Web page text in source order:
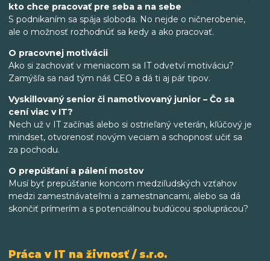
kto chce pracovať pre seba a na sebe
S podnikaním sa spája sloboda. No nejde o ničnerobenie,
ale o možnosť rozhodnúť sa kedy a ako pracovať.
O pracovnej motivácii
Ako si zachovať v meniacom sa IT odvetví motiváciu?
Zamýšľa sa nad tým náš CEO a dá ti aj pár tipov.
Vyskillovaný senior či namotivovaný junior – Čo sa
cení viac v IT?
Nech už v IT začínaš alebo si ostrieľaný veterán, kľúčový je
mindset, otvorenosť novým veciam a schopnosť učiť sa
za pochodu.
O prepúšťaní a pálení mostov
Musí byť prepúšťanie koncom medziľudských vzťahov
medzi zamestnávateľmi a zamestnancami, alebo sa dá
skončiť prímerím a s potenciálnou budúcou spoluprácou?
Práca v IT na živnosť / s.r.o.